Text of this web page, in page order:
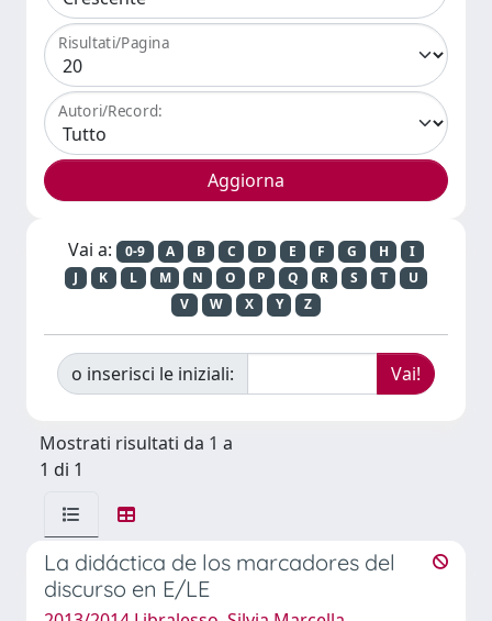
Risultati/Pagina
Autori/Record:
Vai a: 0-9 A B C D E F G H
I
J
K L M N O P Q R S T
U
V
W X Y Z
o inserisci le iniziali:
Mostrati risultati da 1 a
1 di 1
La didáctica de los marcadores del
discurso en E/LE